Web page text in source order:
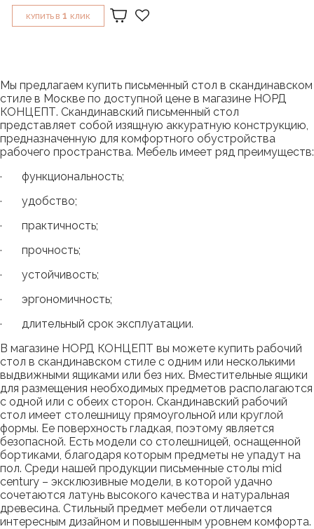
КУПИТЬ В 1 КЛИК
Мы предлагаем купить письменный стол в скандинавском
стиле в Москве по доступной цене в магазине НОРД
КОНЦЕПТ. Скандинавский письменный стол
представляет собой изящную аккуратную конструкцию,
предназначенную для комфортного обустройства
рабочего пространства. Мебель имеет ряд преимуществ:
· функциональность;
· удобство;
· практичность;
· прочность;
· устойчивость;
· эргономичность;
· длительный срок эксплуатации.
В магазине НОРД КОНЦЕПТ вы можете купить рабочий
стол в скандинавском стиле с одним или несколькими
выдвижными ящиками или без них. Вместительные ящики
для размещения необходимых предметов располагаются
с одной или с обеих сторон. Скандинавский рабочий
стол имеет столешницу прямоугольной или круглой
формы. Ее поверхность гладкая, поэтому является
безопасной. Есть модели со столешницей, оснащенной
бортиками, благодаря которым предметы не упадут на
пол. Среди нашей продукции письменные столы mid
century – эксклюзивные модели, в которой удачно
сочетаются латунь высокого качества и натуральная
древесина. Стильный предмет мебели отличается
интересным дизайном и повышенным уровнем комфорта.